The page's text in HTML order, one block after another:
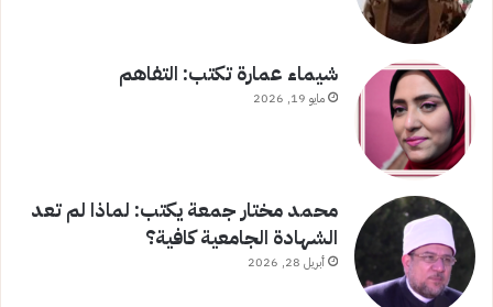
شيماء عمارة تكتب: التفاهم
مايو 19, 2026
محمد مختار جمعة يكتب: لماذا لم تعد
الشهادة الجامعية كافية؟
أبريل 28, 2026